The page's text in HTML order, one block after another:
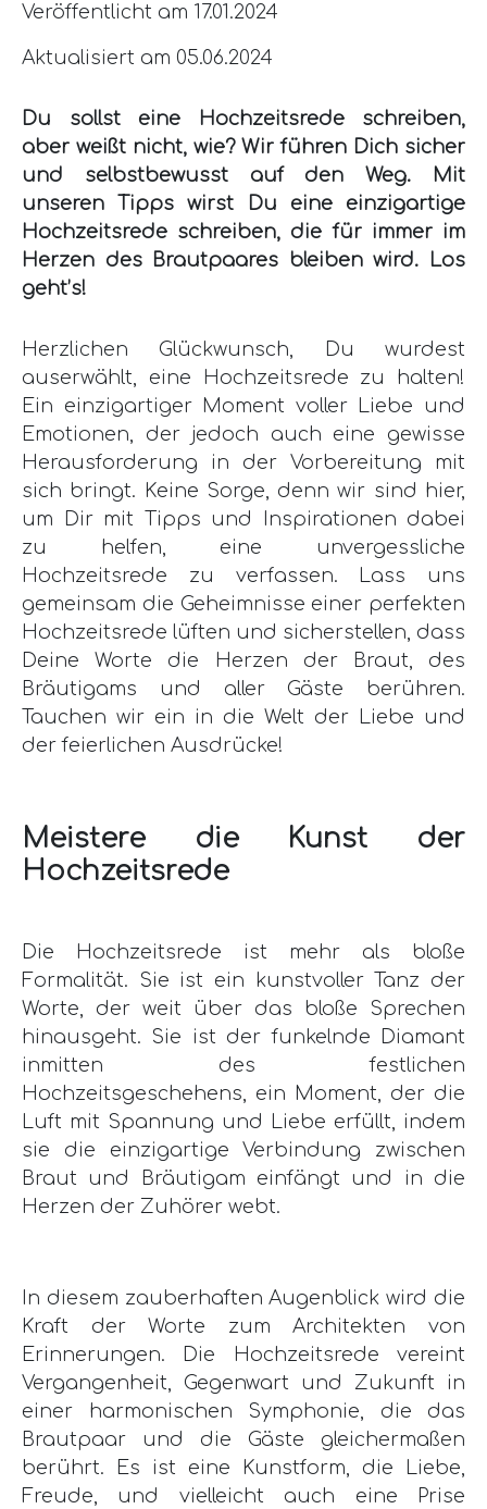
Veröffentlicht am 17.01.2024
Aktualisiert am 05.06.2024
Du sollst eine Hochzeitsrede schreiben,
aber weißt nicht, wie? Wir führen Dich sicher
und selbstbewusst auf den Weg. Mit
unseren Tipps wirst Du eine einzigartige
Hochzeitsrede schreiben, die für immer im
Herzen des Brautpaares bleiben wird. Los
geht’s!
Herzlichen Glückwunsch, Du wurdest
auserwählt, eine Hochzeitsrede zu halten!
Ein einzigartiger Moment voller Liebe und
Emotionen, der jedoch auch eine gewisse
Herausforderung in der Vorbereitung mit
sich bringt. Keine Sorge, denn wir sind hier,
um Dir mit Tipps und Inspirationen dabei
zu helfen, eine unvergessliche
Hochzeitsrede zu verfassen. Lass uns
gemeinsam die Geheimnisse einer perfekten
Hochzeitsrede lüften und sicherstellen, dass
Deine Worte die Herzen der Braut, des
Bräutigams und aller Gäste berühren.
Tauchen wir ein in die Welt der Liebe und
der feierlichen Ausdrücke!
Meistere die Kunst der
Hochzeitsrede
Die Hochzeitsrede ist mehr als bloße
Formalität. Sie ist ein kunstvoller Tanz der
Worte, der weit über das bloße Sprechen
hinausgeht. Sie ist der funkelnde Diamant
inmitten des festlichen
Hochzeitsgeschehens, ein Moment, der die
Luft mit Spannung und Liebe erfüllt, indem
sie die einzigartige Verbindung zwischen
Braut und Bräutigam einfängt und in die
Herzen der Zuhörer webt.
In diesem zauberhaften Augenblick wird die
Kraft der Worte zum Architekten von
Erinnerungen. Die Hochzeitsrede vereint
Vergangenheit, Gegenwart und Zukunft in
einer harmonischen Symphonie, die das
Brautpaar und die Gäste gleichermaßen
berührt. Es ist eine Kunstform, die Liebe,
Freude, und vielleicht auch eine Prise